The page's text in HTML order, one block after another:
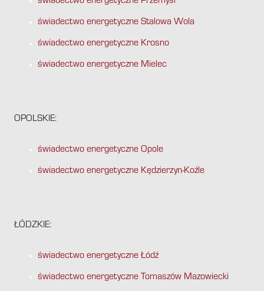
świadectwo energetyczne Stalowa Wola
świadectwo energetyczne Krosno
świadectwo energetyczne Mielec
OPOLSKIE:
świadectwo energetyczne Opole
świadectwo energetyczne Kędzierzyn-Koźle
ŁÓDZKIE:
świadectwo energetyczne Łódź
świadectwo energetyczne Tomaszów Mazowiecki